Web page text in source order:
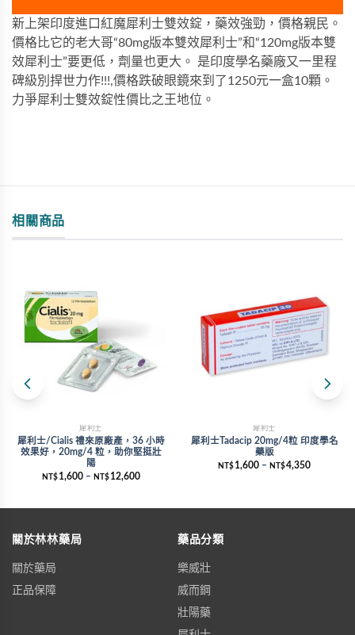
新上架印度進口紅魔犀利士雙效錠，藥效強勁，價格親民。
價格比它的老大哥“80mg版本雙效犀利士”和“120mg版本雙
效犀利士”要更低，劑量也更大。 是印度學名藥廠又一里程
碑級別捍世力作!!!,價格跌破眼鏡來到了1250元一盒10顆。
力爭犀利士雙效錠性價比之王地位。
相關商品
犀利士
犀利士/Cialis 禮來原廠產，36 小時
效果好，20mg/4 粒，助你堅挺壯
陽
NT$ 1,600– NT$ 12,600
犀利士
犀利士Tadacip 20mg/4粒 印度學名
藥版
NT$ 1,600 – NT$4,350
關於林林藥局
關於藥局
正品保障
藥品分類
樂威壯
威而鋼
壯陽藥